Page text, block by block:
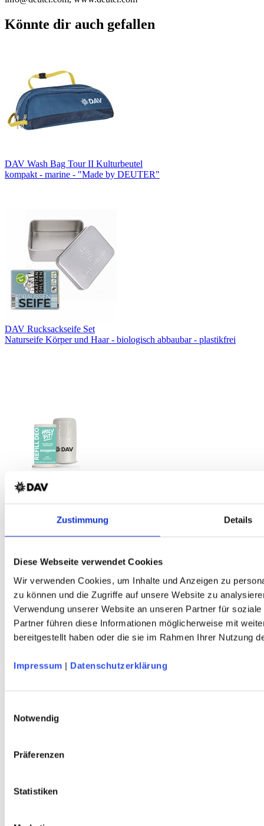
Zustimmung Details
Diese Webseite verwendet Cookies
Wir verwenden Cookies, um Inhalte und Anzeigen zu
zu können und die Zugriffe auf unsere Website zu
Verwendung unserer Website an unseren Partner für
Partner führen diese Informationen möglicherweise mit
bereitgestellt haben oder die sie im Rahmen Ihrer Nutzung
Impressum | Datenschutzerklärung
Notwendig
Präferenzen
Statistiken
Könnte dir auch gefallen
DAV Wash Bag Tour II Kulturbeutel
kompakt - marine - "Made by DEUTER"
DAV Rucksackseife Set
Naturseife Körper und Haar - biologisch abbaubar - plastikfrei
Bergamotte-Minze - aluminiumfrei - vegan - DAV-Edition
FETZERL Schweißtuch
FAQ
Widerrufsbelehrung